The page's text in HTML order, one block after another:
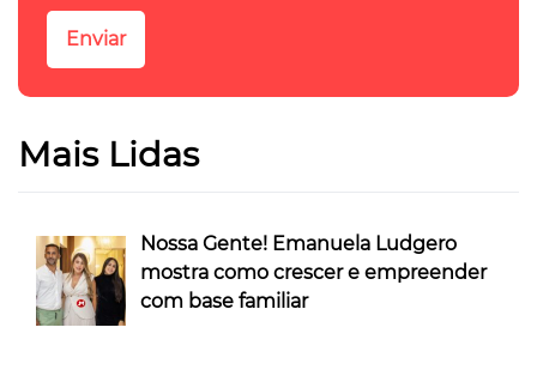
Mais Lidas
Nossa Gente! Emanuela Ludgero
mostra como crescer e empreender
com base familiar